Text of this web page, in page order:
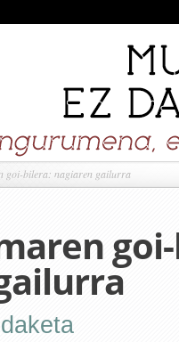
goi-bilera: nagiaren gailurra